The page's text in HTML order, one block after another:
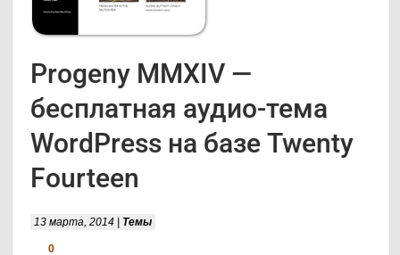
Progeny MMXIV —
бесплатная аудио-тема
WordPress на базе Twenty
Fourteen
13 марта, 2014 | Темы
0